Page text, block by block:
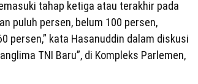
tahap ketiga atau terakhir pada
puluh persen, belum 100 persen,
persen,” kata Hasanuddin dalam diskusi
TNI Baru”, di Kompleks Parlemen,